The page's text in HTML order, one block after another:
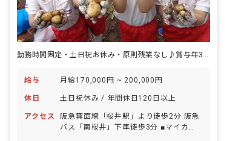
給与 月給170,000円 ~ 200,000円
休日 土日祝休み / 年間休日120日以上
アクセス
阪急箕面線「桜井駅」より徒歩2分 阪急
バス「南桜井」下車徒歩3分 ■マイカ